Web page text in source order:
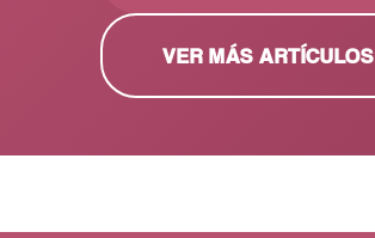
VER MÁS ARTÍCULOS